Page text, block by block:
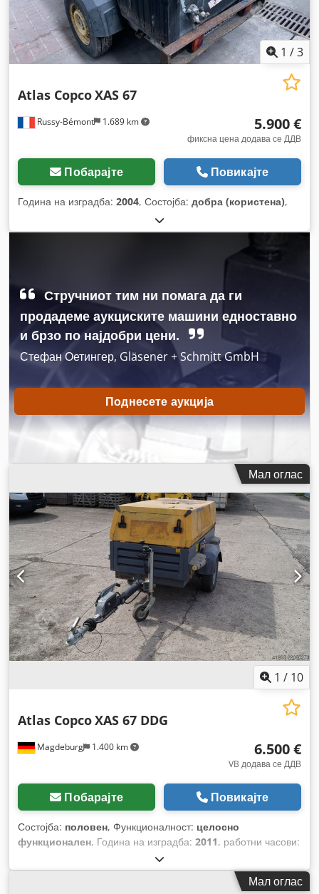
1 /3
Russy-Bémont 1.689 km
Atlas CopcoXAS 67
5.900 €
фиксна цена додава се ДДВ
Побарајте Повикајте
Година на изградба: 2004, Состојба: добра (користена),
Стручниот тим ни помага да ги
продадеме аукциските машини едноставно
и брзо по најдобри цени.
Стефан Оетингер, Gläsener + Schmitt GmbH
Поднесете аукција
Мал оглас
1 / 10
Magdeburg 1.400 km
Atlas CopcoXAS 67 DDG
6.500 €
VB додава се ДДВ
Побарајте Повикајте
Состојба: половен, Функционалност: целосно
функционален, Година на изградба: 2011, работни часови:
Мал оглас